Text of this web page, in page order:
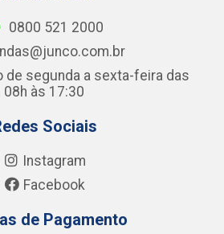
0800 521 2000
de segunda a sexta-feira das
08h às 17:30
Sociais
Instagram
Facebook
de Pagamento